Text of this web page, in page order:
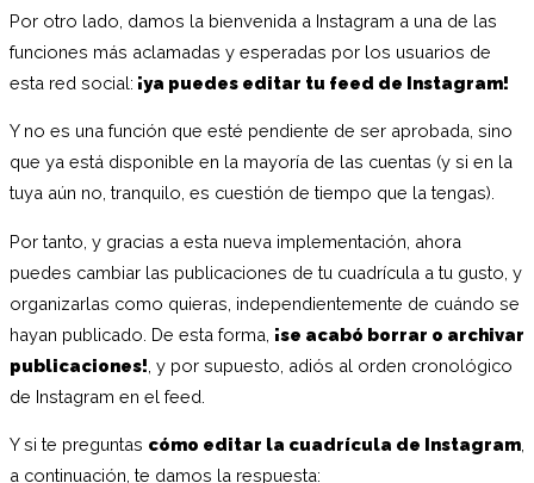
Por otro lado, damos la bienvenida a Instagram a una de las
funciones más aclamadas y esperadas por los usuarios de
esta red social: ¡ya puedes editar tu feed de Instagram!
Y no es una función que esté pendiente de ser aprobada, sino
que ya está disponible en la mayoría de las cuentas (y si en la
tuya aún no, tranquilo, es cuestión de tiempo que la tengas).
Por tanto, y gracias a esta nueva implementación, ahora
puedes cambiar las publicaciones de tu cuadrícula a tu gusto, y
organizarlas como quieras, independientemente de cuándo se
hayan publicado. De esta forma, ¡se acabó borrar o archivar
publicaciones! , y por supuesto, adiós al orden cronológico
de Instagram en el feed.
Y si te preguntas cómo editar la cuadrícula de Instagram
a continuación, te damos la respuesta: